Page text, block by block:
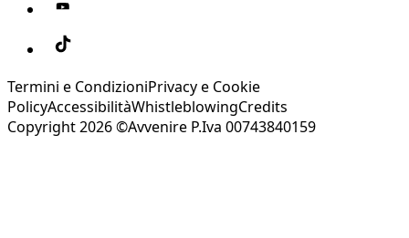
Termini e CondizioniPrivacy e Cookie
PolicyAccessibilitàWhistleblowingCredits
Copyright 2026 ©Avvenire P.Iva 00743840159